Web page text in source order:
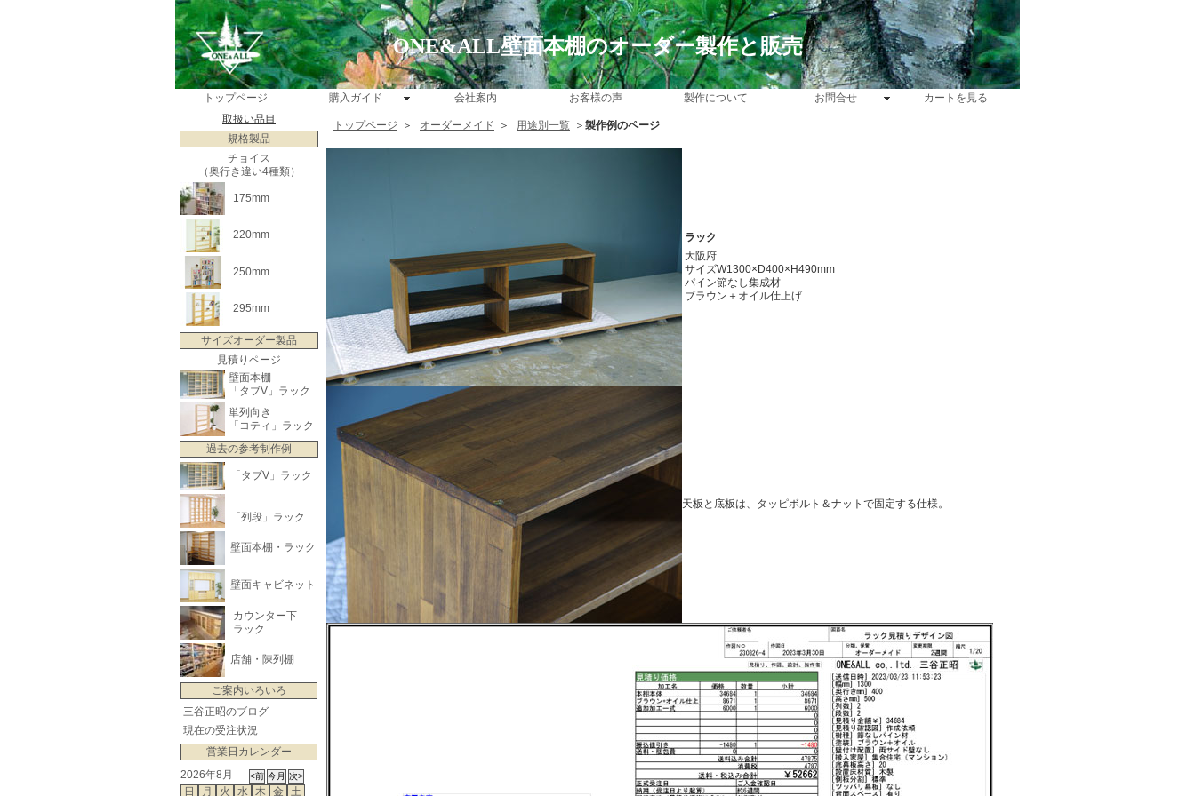
ONE&ALL壁面本棚のオーダー製作と販売
トップページ 購入ガイド 会社案内 お客様の声 製作について お問合せ
カートを見る
取扱い品目
規格製品
チョイス
（奥行き違い4種類）
175mm
220mm
250mm
295mm
サイズオーダー製品
見積りページ
壁面本棚
「タブV」ラック
単列向き
「コティ」ラック
過去の参考制作例
「タブV」ラック
「列段」ラック
壁面本棚・ラック
壁面キャビネット
カウンター下
ラック
店舗・陳列棚
ご案内いろいろ
三谷正昭のブログ
現在の受注状況
営業日カレンダー
2026年8月
日
月 火 水 木 金 土
トップページ ＞ オーダーメイド ＞ 用途別一覧 ＞ 製作例のページ
ラック
大阪府
サイズW1300×D400×H490mm
パイン節なし集成材
ブラウン＋オイル仕上げ
天板と底板は、タッピボルト＆ナットで固定する仕様。